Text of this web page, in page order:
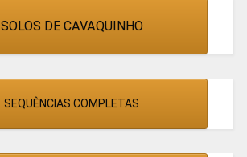
SOLOS DE CAVAQUINHO
SEQUÊNCIAS COMPLETAS